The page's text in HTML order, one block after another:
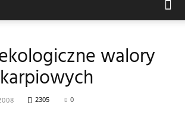
ekologiczna walory
2305 0